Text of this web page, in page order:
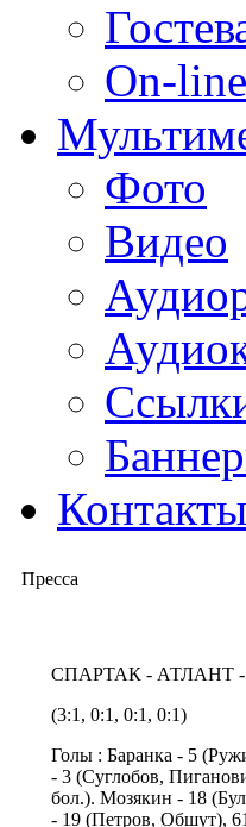
On-line
Фото
Видео
Контакты
Пресса
СПАРТАК - АТЛАНТ -
(3:1, 0:1, 0:1, 0:1)
Голы : Баранка - 5
- 3 (Суглобов,
бол.). Мозякин - 18
- 19 (Петров, Обшут),